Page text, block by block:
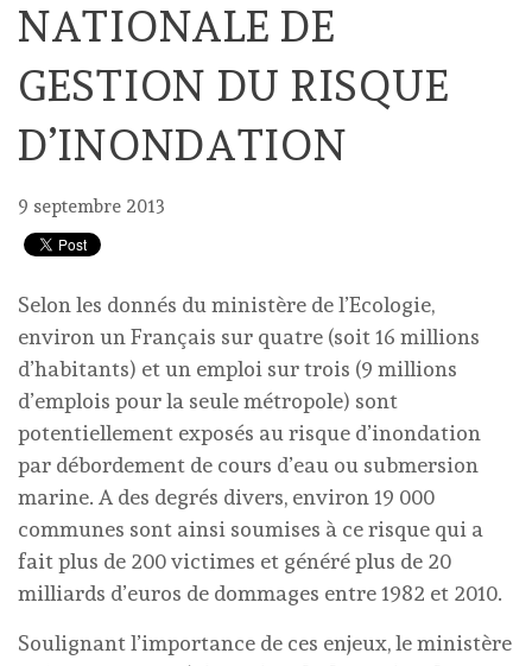
NATIONALE DE
GESTION DU RISQUE
D’INONDATION
9 septembre 2013
Selon les donnés du ministère de l’Ecologie,
environ un Français sur quatre (soit 16 millions
d’habitants) et un emploi sur trois (9 millions
d’emplois pour la seule métropole) sont
potentiellement exposés au risque d’inondation
par débordement de cours d’eau ou submersion
marine. A des degrés divers, environ 19 000
communes sont ainsi soumises à ce risque qui a
fait plus de 200 victimes et généré plus de 20
milliards d’euros de dommages entre 1982 et 2010.
Soulignant l’importance de ces enjeux, le ministère